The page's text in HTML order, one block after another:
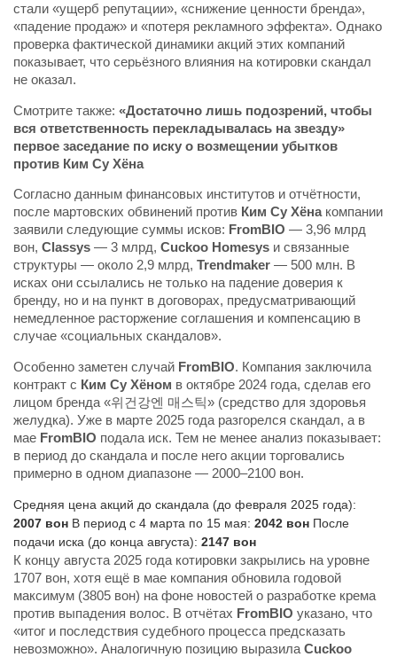
стали «ущерб репутации», «снижение ценности бренда»,
«падение продаж» и «потеря рекламного эффекта». Однако
проверка фактической динамики акций этих компаний
показывает, что серьёзного влияния на котировки скандал
не оказал.
Смотрите также: «Достаточно лишь подозрений, чтобы
вся ответственность перекладывалась на звезду»
первое заседание по иску о возмещении убытков
против Ким Су Хёна
Согласно данным финансовых институтов и отчётности,
после мартовских обвинений против Ким Су Хёнакомпании
заявили следующие суммы исков: FromBIO — 3,96 млрд
вон, Classys — 3 млрд, Cuckoo Homesys и связанные
структуры — около 2,9 млрд, Trendmaker — 500 млн. В
исках они ссылались не только на падение доверия к
бренду, но и на пункт в договорах, предусматривающий
немедленное расторжение соглашения и компенсацию в
случае «социальных скандалов».
Особенно заметен случай FromBIO. Компания заключила
контракт с Ким Су Хёном в октябре 2024 года, сделав его
лицом бренда «위건강엔 매스틱» (средство для здоровья
желудка). Уже в марте 2025 года разгорелся скандал, а в
мае FromBIO подала иск. Тем не менее анализ показывает:
в период до скандала и после него акции торговались
примерно в одном диапазоне — 2000–2100 вон.
Средняя цена акций до скандала (до февраля 2025 года):
2007 вон В период с 4 марта по 15 мая: 2042 вон После
подачи иска (до конца августа): 2147 вон
К концу августа 2025 года котировки закрылись на уровне
1707 вон, хотя ещё в мае компания обновила годовой
максимум (3805 вон) на фоне новостей о разработке крема
против выпадения волос. В отчётах FromBIO указано, что
«итог и последствия судебного процесса предсказать
невозможно». Аналогичную позицию выразила Cuckoo